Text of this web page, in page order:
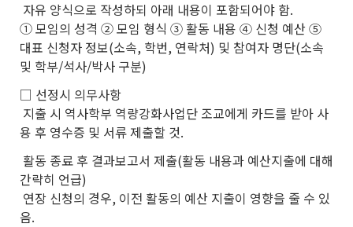
자유 양식으로 작성하되 아래 내용이 포함되어야 함.
① 모임의 성격 ② 모임 형식 ③ 활동 내용 ④ 신청 예산 ⑤
대표 신청자 정보(소속, 학번, 연락처) 및 참여자 명단(소속
및 학부/석사/박사 구분)
□ 선정시 의무사항
지출 시 역사학부 역량강화사업단 조교에게 카드를 받아 사
용 후 영수증 및 서류 제출할 것.
활동 종료 후 결과보고서 제출(활동 내용과 예산지출에 대해
간략히 언급)
연장 신청의 경우, 이전 활동의 예산 지출이 영향을 줄 수 있
음.